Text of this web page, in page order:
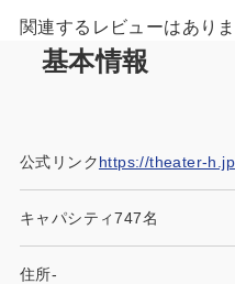
関連するレビューはありま
基本情報
公式リンクhttps://theater-h.jp
キャパシティ747名
住所-